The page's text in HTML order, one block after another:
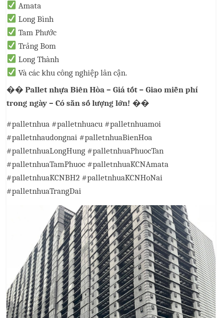
Amata
Long Bình
Tam Phước
Trảng Bom
Long Thành
Và các khu công nghiệp lân cận.
�� Pallet nhựa Biên Hòa – Giá tốt – Giao miễn phí
trong ngày – Có sẵn số lượng lớn! ��
#palletnhua #palletnhuacu #palletnhuamoi
#palletnhaudongnai #palletnhuaBienHoa
#palletnhuaLongHung #palletnhuaPhuocTan
#palletnhuaTamPhuoc #palletnhuaKCNAmata
#palletnhuaKCNBH2 #palletnhuaKCNHoNai
#palletnhuaTrangDai